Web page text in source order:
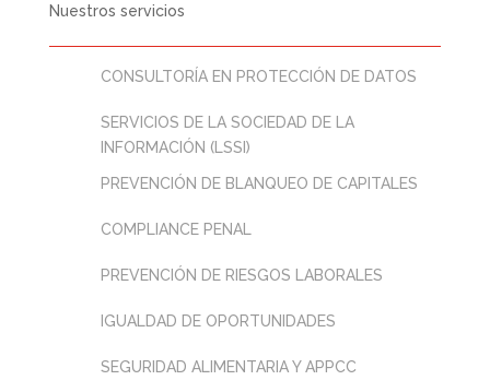
Nuestros servicios
CONSULTORÍA EN PROTECCIÓN DE DATOS
SERVICIOS DE LA SOCIEDAD DE LA
INFORMACIÓN (LSSI)
PREVENCIÓN DE BLANQUEO DE CAPITALES
COMPLIANCE PENAL
PREVENCIÓN DE RIESGOS LABORALES
IGUALDAD DE OPORTUNIDADES
SEGURIDAD ALIMENTARIA Y APPCC